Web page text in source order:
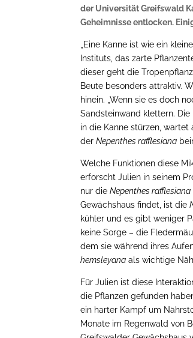
der Universität Greifswald
Geheimnisse entlocken.
„Eine Kanne ist wie ein
Instituts, das zarte
dieser geht die
Beute besonders attraktiv.
hinein. „Wenn sie es doch
Sandsteinwand klettern.
in die Kanne stürzen,
derNepenthes rafflesiana
Welche Funktionen diese
erforscht Julien in seinem
nur dieNepenthes rafflesiana
Gewächshaus findet, ist die
kühler und es gibt weniger
keine Sorge – die
dem sie während ihres
hemsleyana als wichtige
Für Julien ist diese
die Pflanzen gefunden
ein harter Kampf um
Monate im Regenwald von